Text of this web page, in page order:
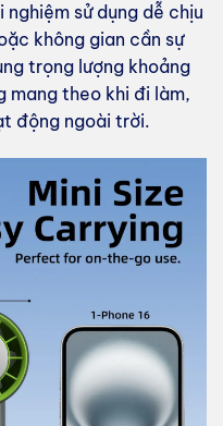
sử dụng dễ chịu
không gian cần sự
trọng lượng khoảng
mang theo khi đi làm,
động ngoài trời.